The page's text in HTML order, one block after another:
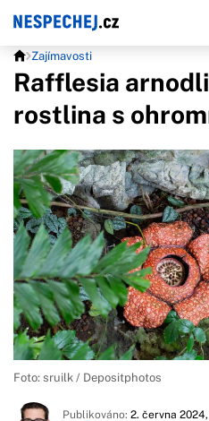
Zajímavosti
Rafflesia
rostlina s
Foto: sruilk / Depositphotos
Publikováno: 2. června